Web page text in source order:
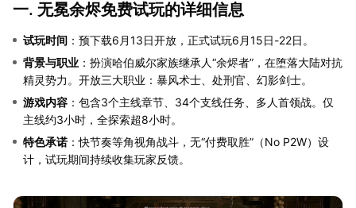
一. 无冕余烬免费试玩的详细信息
试玩时间 ：预下载6月13日开放，正式试玩6月15日-22日。
背景与职业 ：扮演哈伯威尔家族继承人“余烬者”，在堕落大陆对抗
精灵势力。开放三大职业：暴风术士、处刑官、幻影剑士。
游戏内容 ：包含3个主线章节、34个支线任务、多人首领战。仅
主线约3小时，全探索超8小时。
特色承诺 ：快节奏等角视角战斗，无“付费取胜”（No P2W）设
计，试玩期间持续收集玩家反馈。